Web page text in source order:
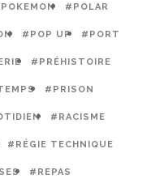
#POLAR
#POP UP #PORT
#PRÉHISTOIRE
#PRISON
#RACISME
#RÉGIE TECHNIQUE
#REPAS